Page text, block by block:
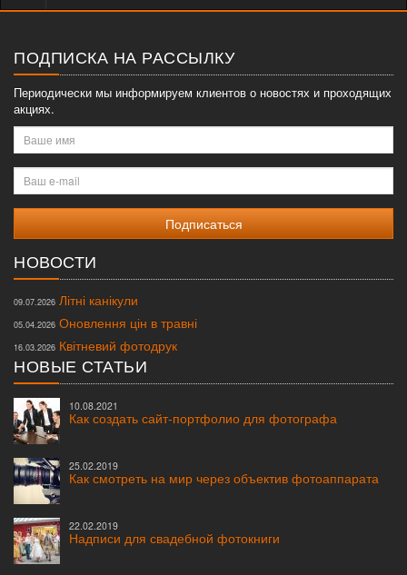
ПОДПИСКА НА РАССЫЛКУ
Периодически мы информируем клиентов о новостях и проходящих
акциях.
Ваше
имя
Ваш
e-
mail
НОВОСТИ
09.07.2026 Літні канікули
05.04.2026 Оновлення цін в травні
16.03.2026 Квітневий фотодрук
НОВЫЕ СТАТЬИ
10.08.2021
Как создать сайт-портфолио для фотографа
25.02.2019
Как смотреть на мир через объектив фотоаппарата
22.02.2019
Надписи для свадебной фотокниги